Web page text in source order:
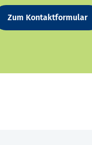
Zum Kontaktformular